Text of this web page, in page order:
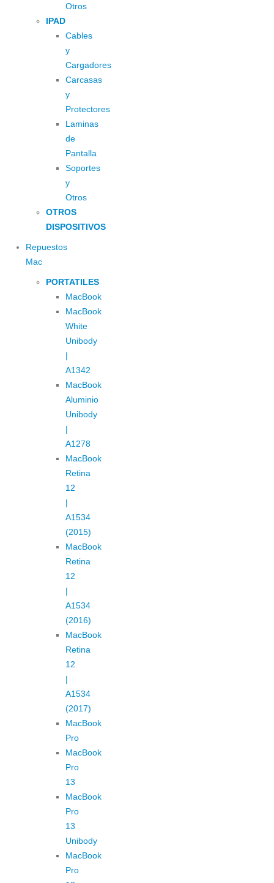
Otros
IPAD
Cables
y
Cargadores
Carcasas
y
Protectores
Laminas
de
Pantalla
Soportes
y
Otros
OTROS
DISPOSITIVOS
Repuestos
Mac
PORTATILES
MacBook
MacBook
White
Unibody
|
A1342
MacBook
Aluminio
Unibody
|
A1278
MacBook
Retina
12
|
A1534
(2015)
MacBook
Retina
12
|
A1534
(2016)
MacBook
Retina
12
|
A1534
(2017)
MacBook
Pro
MacBook
Pro
13
MacBook
Pro
13
Unibody
MacBook
Pro